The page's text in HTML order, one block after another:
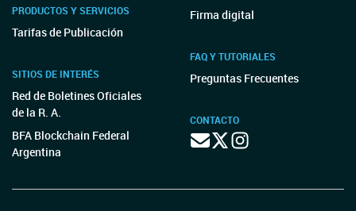
PRODUCTOS Y SERVICIOS
Tarifas de Publicación
SITIOS DE INTERÉS
Red de Boletines Oficiales
de la R. A.
BFA Blockchain Federal
Argentina
Firma digital
FAQ Y TUTORIALES
Preguntas Frecuentes
CONTACTO